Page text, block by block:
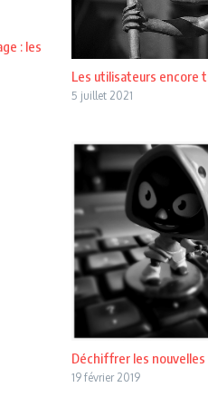
: les
Les utilisateurs encore
5 juillet 2021
Déchiffrer les nouvelles
19 février 2019